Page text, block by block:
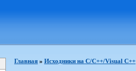
Главная » Исходники на C/C++/Visual C++